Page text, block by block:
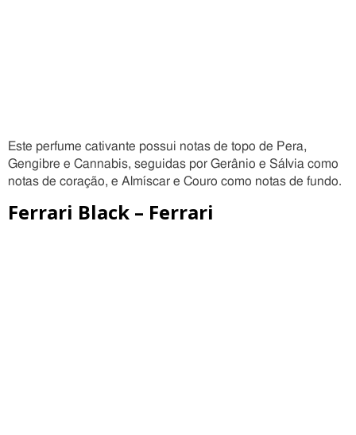
Este perfume cativante possui notas de topo de Pera,
Gengibre e Cannabis, seguidas por Gerânio e Sálvia como
notas de coração, e Almíscar e Couro como notas de fundo.
Ferrari Black – Ferrari